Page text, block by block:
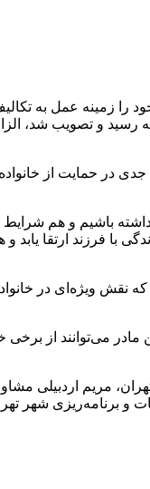
زمینه عمل به تکالیف
و تصویب شد،
در حمایت از
داشته باشیم و هم
با فرزند ارتقا
که نقش ویژه‌ای در
مادر می‌توانند از
مریم اردبیلی
برنامه‌ریزی شهر